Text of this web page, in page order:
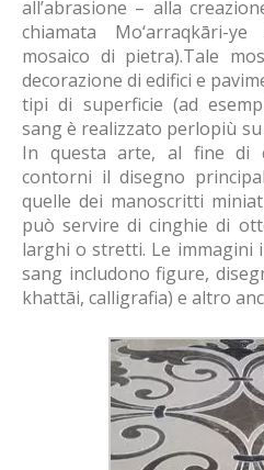
all’abrasione – alla
chiamata Mo‘arraqkāri-
mosaico di pietra).Tale
decorazione di edifici e
tipi di superficie (ad
sang è realizzato perlopiù
In questa arte, al fine di
contorni il disegno
quelle dei manoscritti
può servire di cinghie di
larghi o stretti. Le immagini
sang includono figure,
khattāi, calligrafia) e altro